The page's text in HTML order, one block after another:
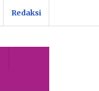
Redaksi